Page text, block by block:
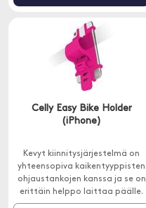
Celly Easy Bike Holder
(iPhone)
Kevyt kiinnitysjärjestelmä on
yhteensopiva kaikentyyppisten
ohjaustankojen kanssa ja se on
erittäin helppo laittaa päälle.